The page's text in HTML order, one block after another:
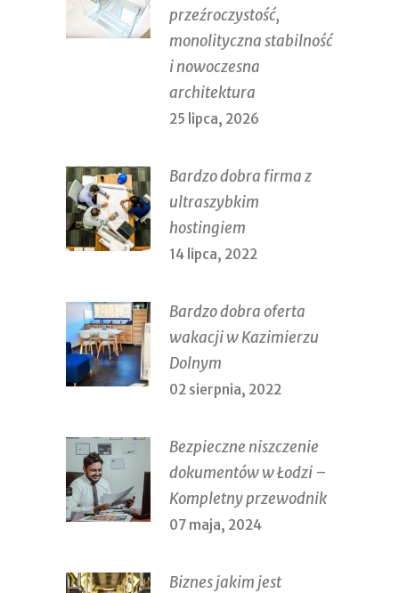
przeźroczystość,
monolityczna stabilność
i nowoczesna
architektura
25 lipca, 2026
Bardzo dobra firma z
ultraszybkim
hostingiem
14 lipca, 2022
Bardzo dobra oferta
wakacji w Kazimierzu
Dolnym
02 sierpnia, 2022
Bezpieczne niszczenie
dokumentów w Łodzi –
Kompletny przewodnik
07 maja, 2024
Biznes jakim jest